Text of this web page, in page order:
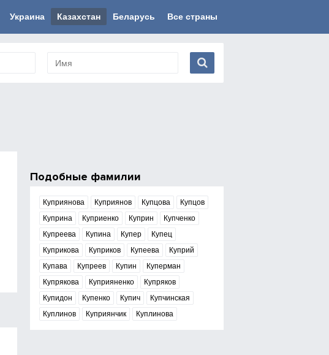
Украина Казахстан Беларусь Все страны
Подобные фамилии
Куприянова Куприянов Купцова
Купцов
Куприна
Куприенко Куприн
Купченко
Купреева
Купина Купер
Купец
Куприкова
Куприков Купеева
Куприй
Купава
Купреев Купин
Куперман
Купрякова
Куприяненко
Купряков
Купидон
Купенко Купич
Купчинская
Куплинов
Куприянчик Куплинова